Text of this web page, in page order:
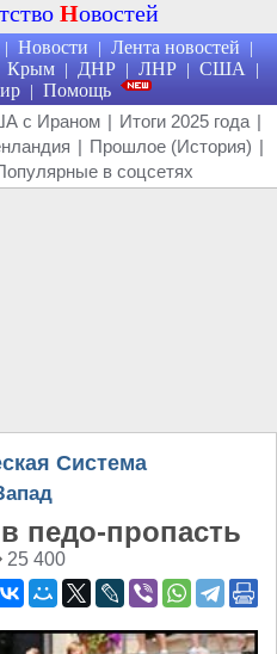
Новостей
| Новости | Лента новостей |
Крым | ДНР | ЛНР | США |
| Помощь
с Ираном | Итоги 2025 года |
| Прошлое (История) |
в соцсетях
Система
педо-пропасть
25 400